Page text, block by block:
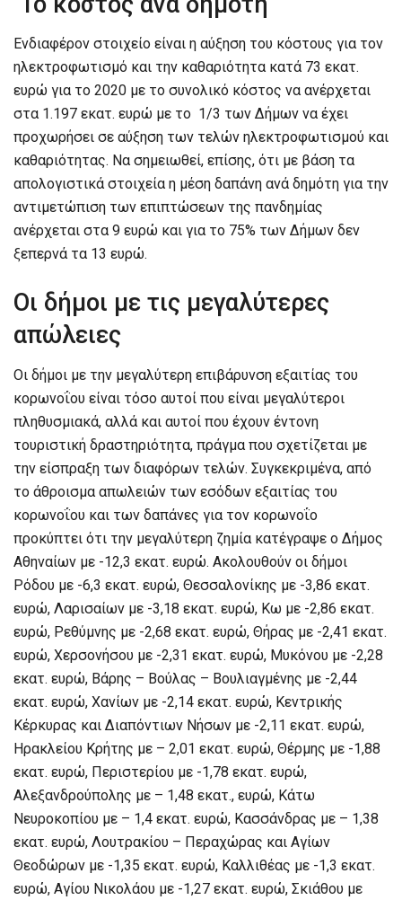
Ενδιαφέρον στοιχείο είναι η αύξηση του κόστους για τον
ηλεκτροφωτισμό και την καθαριότητα κατά 73 εκατ.
ευρώ για το 2020 με το συνολικό κόστος να ανέρχεται
στα 1.197 εκατ. ευρώ με το 1/3 των Δήμων να έχει
προχωρήσει σε αύξηση των τελών ηλεκτροφωτισμού και
καθαριότητας. Να σημειωθεί, επίσης, ότι με βάση τα
απολογιστικά στοιχεία η μέση δαπάνη ανά δημότη για την
αντιμετώπιση των επιπτώσεων της πανδημίας
ανέρχεται στα 9 ευρώ και για το 75% των Δήμων δεν
ξεπερνά τα 13 ευρώ.
Οι δήμοι με τις μεγαλύτερες
απώλειες
Οι δήμοι με την μεγαλύτερη επιβάρυνση εξαιτίας του
κορωνοΐου είναι τόσο αυτοί που είναι μεγαλύτεροι
πληθυσμιακά, αλλά και αυτοί που έχουν έντονη
τουριστική δραστηριότητα, πράγμα που σχετίζεται με
την είσπραξη των διαφόρων τελών. Συγκεκριμένα, από
το άθροισμα απωλειών των εσόδων εξαιτίας του
κορωνοΐου και των δαπάνες για τον κορωνοΐο
προκύπτει ότι την μεγαλύτερη ζημία κατέγραψε ο Δήμος
Αθηναίων με -12,3 εκατ. ευρώ. Ακολουθούν οι δήμοι
Ρόδου με -6,3 εκατ. ευρώ, Θεσσαλονίκης με -3,86 εκατ.
ευρώ, Λαρισαίων με -3,18 εκατ. ευρώ, Κω με -2,86 εκατ.
ευρώ, Ρεθύμνης με -2,68 εκατ. ευρώ, Θήρας με -2,41 εκατ.
ευρώ, Χερσονήσου με -2,31 εκατ. ευρώ, Μυκόνου με -2,28
εκατ. ευρώ, Βάρης – Βούλας – Βουλιαγμένης με -2,44
εκατ. ευρώ, Χανίων με -2,14 εκατ. ευρώ, Κεντρικής
Κέρκυρας και Διαπόντιων Νήσων με -2,11 εκατ. ευρώ,
Ηρακλείου Κρήτης με – 2,01 εκατ. ευρώ, Θέρμης με -1,88
εκατ. ευρώ, Περιστερίου με -1,78 εκατ. ευρώ,
Αλεξανδρούπολης με – 1,48 εκατ., ευρώ, Κάτω
Νευροκοπίου με – 1,4 εκατ. ευρώ, Κασσάνδρας με – 1,38
εκατ. ευρώ, Λουτρακίου – Περαχώρας και Αγίων
Θεοδώρων με -1,35 εκατ. ευρώ, Καλλιθέας με -1,3 εκατ.
ευρώ, Αγίου Νικολάου με -1,27 εκατ. ευρώ, Σκιάθου με